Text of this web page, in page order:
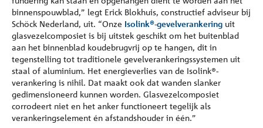
binnenspouwblad,” legt Erick Blokhuis, constructief adviseur bij
Schöck Nederland, uit. “Onze Isolink®-gevelverankering uit
glasvezelcomposiet is bij uitstek geschikt om het buitenblad
aan het binnenblad koudebrugvrij op te hangen, dit in
tegenstelling tot traditionele gevelverankeringssystemen uit
staal of aluminium. Het energieverlies van de Isolink®-
verankering is nihil. Dat maakt ook dat wanden slanker
gedimensioneerd kunnen worden. Glasvezelcomposiet
corrodeert niet en het anker functioneert tegelijk als
verankeringselement én afstandshouder in één.”